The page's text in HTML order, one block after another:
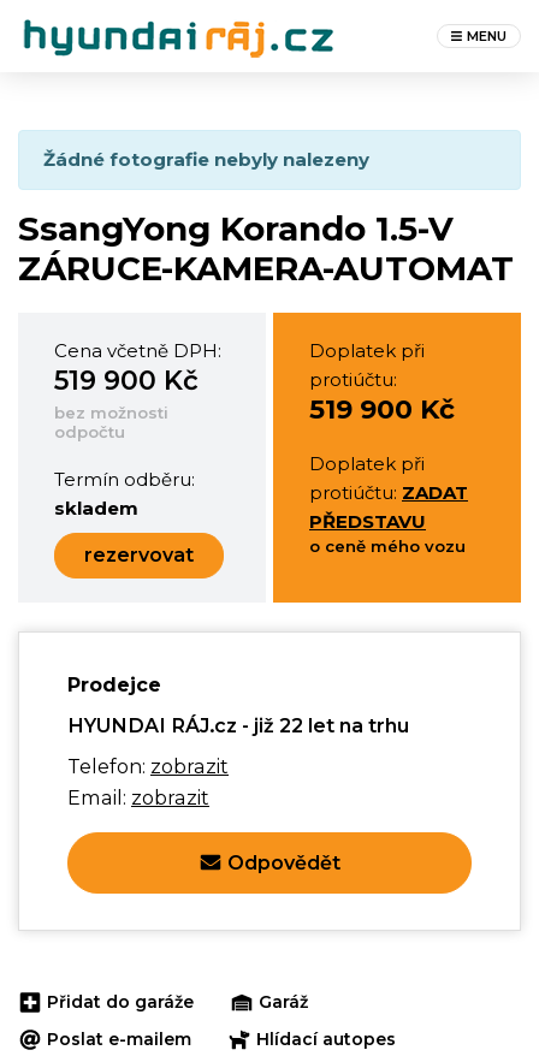
MENU
Žádné fotografie nebyly nalezeny
SsangYong Korando 1.5-V
ZÁRUCE-KAMERA-AUTOMAT
Cena včetně DPH:
519 900 Kč
bez možnosti
odpočtu
Termín odběru:
skladem
rezervovat
Doplatek při
protiúčtu:
519 900 Kč
Doplatek při
protiúčtu: ZADAT
PŘEDSTAVU
o ceně mého vozu
Prodejce
HYUNDAI RÁJ.cz - již 22 let na trhu
Telefon: zobrazit
Email: zobrazit
Odpovědět
Přidat do garáže
Garáž
Poslat e-mailem
Hlídací autopes